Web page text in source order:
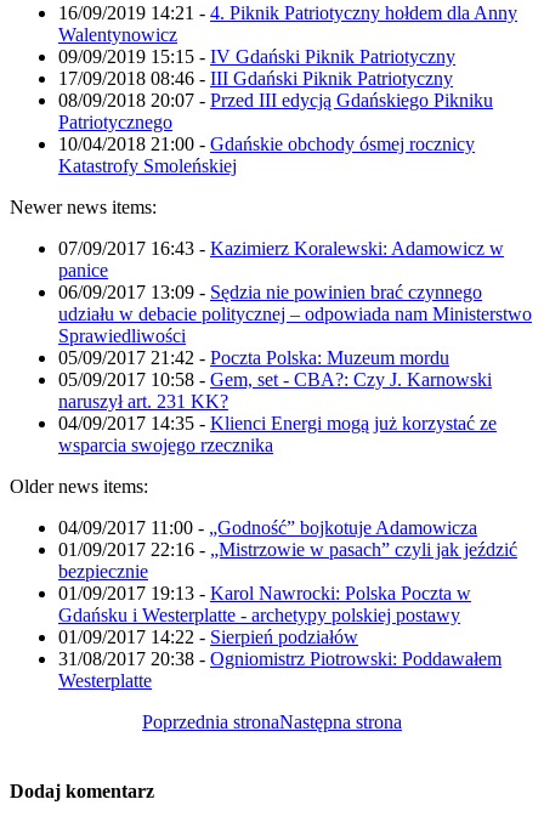
16/09/2019 14:21 - 4. Piknik Patriotyczny hołdem dla Anny
Walentynowicz
09/09/2019 15:15 - IV Gdański Piknik Patriotyczny
17/09/2018 08:46 - III Gdański Piknik Patriotyczny
08/09/2018 20:07 - Przed III edycją Gdańskiego Pikniku
Patriotycznego
10/04/2018 21:00 - Gdańskie obchody ósmej rocznicy
Katastrofy Smoleńskiej
Newer news items:
07/09/2017 16:43 - Kazimierz Koralewski: Adamowicz w
panice
06/09/2017 13:09 - Sędzia nie powinien brać czynnego
udziału w debacie politycznej – odpowiada nam Ministerstwo
Sprawiedliwości
05/09/2017 21:42 - Poczta Polska: Muzeum mordu
05/09/2017 10:58 - Gem, set - CBA?: Czy J. Karnowski
naruszył art. 231 KK?
04/09/2017 14:35 - Klienci Energi mogą już korzystać ze
wsparcia swojego rzecznika
Older news items:
04/09/2017 11:00 - „Godność” bojkotuje Adamowicza
01/09/2017 22:16 - „Mistrzowie w pasach” czyli jak jeździć
bezpiecznie
01/09/2017 19:13 - Karol Nawrocki: Polska Poczta w
Gdańsku i Westerplatte - archetypy polskiej postawy
01/09/2017 14:22 - Sierpień podziałów
31/08/2017 20:38 - Ogniomistrz Piotrowski: Poddawałem
Westerplatte
Poprzednia stronaNastępna strona
Dodaj komentarz